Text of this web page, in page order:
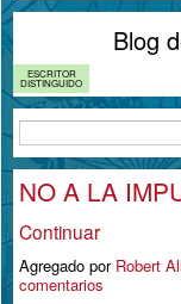
ESCRITOR
DISTINGUIDO
Blog
NO A LA
Continuar
Agregado por Robert
comentarios